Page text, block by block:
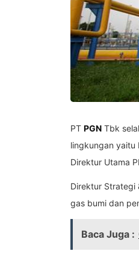
PT PGN Tbk
lingkungan yaitu
Direktur Utama
Direktur Strategi
gas bumi dan
Baca Juga :